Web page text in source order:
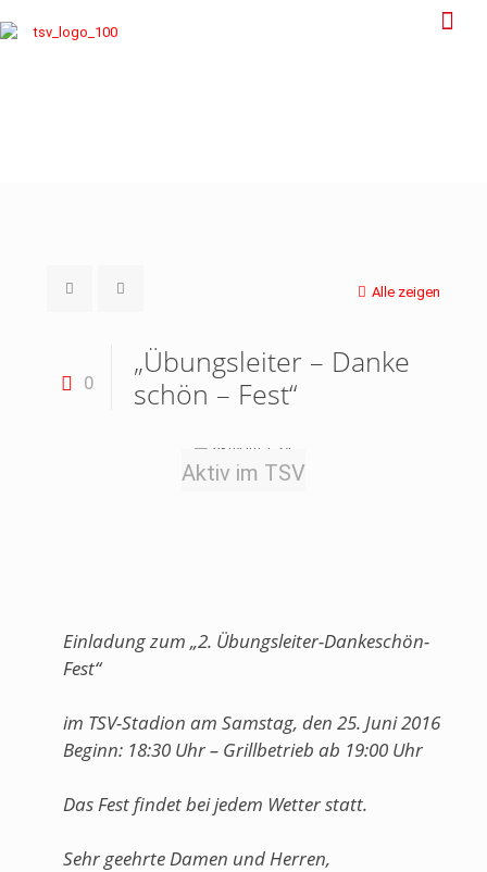
Alle zeigen
0
„Übungsleiter – Danke
schön – Fest“
Aktiv im TSV
Einladung zum „2. Übungsleiter-Dankeschön-
Fest“
im TSV-Stadion am Samstag, den 25. Juni 2016
Beginn: 18:30 Uhr – Grillbetrieb ab 19:00 Uhr
Das Fest findet bei jedem Wetter statt.
Sehr geehrte Damen und Herren,